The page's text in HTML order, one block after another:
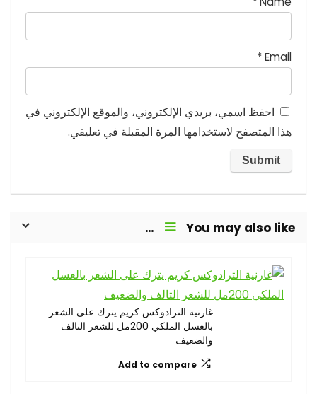
Email
*
احفظ اسمي، بريدي الإلكتروني، والموقع الإلكتروني في
هذا المتصفح لاستخدامها المرة المقبلة في تعليقي.
You may also like…
غارنية الترادوكس كريم يترك على الشعر
بالعسل الملكي 200مل للشعر التالف
والضعيف
Add to compare